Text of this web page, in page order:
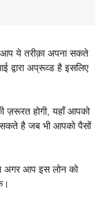
ये तरीक़ा अपना सकते
अप्रूव्ड है इसलिए
होगी, यहाँ आपको
सकते है जब भी आपको पैसों
अगर आप इस लोन को